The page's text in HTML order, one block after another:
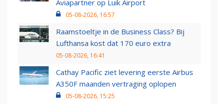
Aviapartner op Luik Airport
05-08-2026, 16:57
Raamstoeltje in de Business Class? Bij
Lufthansa kost dat 170 euro extra
05-08-2026, 16:41
Cathay Pacific ziet levering eerste Airbus
A350F maanden vertraging oplopen
05-08-2026, 15:25